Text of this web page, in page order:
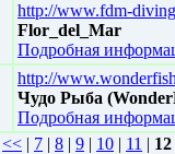
http://www.fdm-
Flor_del_Mar
Подробная
http://
Чудо Рыба
Подробная
<< | 7 | 8 | 9 | 10 | 11 | 12